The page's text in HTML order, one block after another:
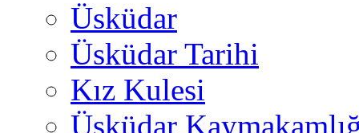
Üsküdar
Üsküdar Tarihi
Kız Kulesi
Üsküdar